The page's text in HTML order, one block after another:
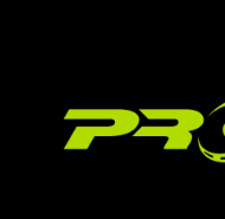
ทำความรู้จัก ย